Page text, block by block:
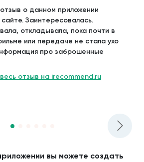
о данном приложении
Заинтересовалась.
откладывала, пока почти в
или передаче не стала ухо
про заброшенные
отзыв на irecommend.ru
вы можете создать